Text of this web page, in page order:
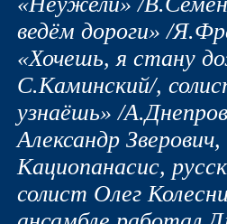
ведём дороги» /
«Хочешь, я стану
С.Каминский/,
узнаёшь» /
Александр
Кациопанасис,
солист Олег